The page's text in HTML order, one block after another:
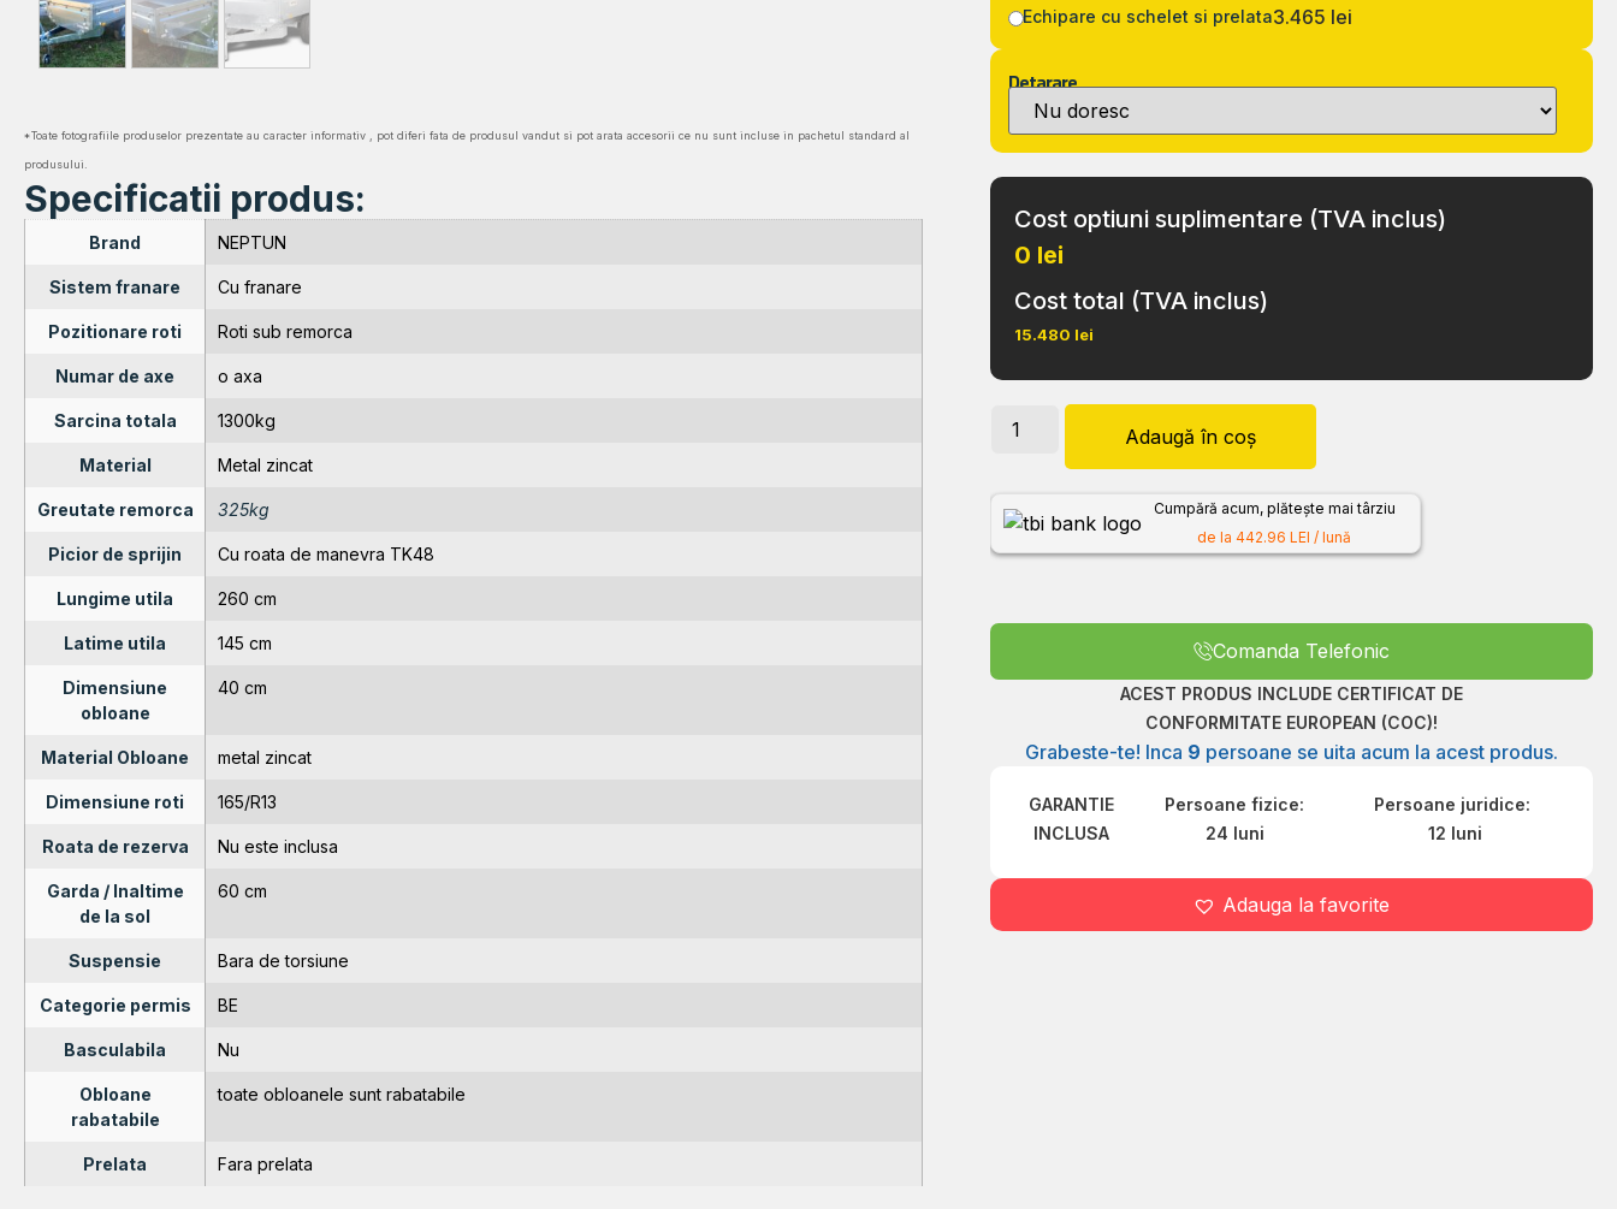
*Toate fotografiile produselor prezentate au caracter informativ , pot diferi fata de produsul vandut si pot arata accesorii ce nu sunt incluse in pachetul standard al
produsului.
Specificatii produs:
Brand NEPTUN
Sistem franare Cu franare
Pozitionare roti Roti sub remorca
Numar de axe o axa
Sarcina totala 1300kg
Material Metal zincat
Greutate remorca 325kg
Picior de sprijin Cu roata de manevra TK48
Lungime utila 260 cm
Latime utila 145 cm
Dimensiune
obloane
40 cm
Material Obloane metal zincat
Dimensiune roti 165/R13
Roata de rezerva Nu este inclusa
Garda / Inaltime
de la sol
60 cm
Suspensie Bara de torsiune
Categorie permis BE
Basculabila Nu
Obloane
rabatabile
toate obloanele sunt rabatabile
Prelata Fara prelata
Echipare cu schelet si prelata3.465 lei
Detarare
Cost optiuni suplimentare (TVA inclus)
0 lei
Cost total (TVA inclus)
15.480 lei
Adaugă în coș
Cumpără acum, plătește mai târziu
de la 442.96 LEI / lună
Comanda Telefonic
ACEST PRODUS INCLUDE CERTIFICAT DE
CONFORMITATE EUROPEAN (COC)!
Grabeste-te! Inca 9 persoane se uita acum la acest produs.
GARANTIE
INCLUSA
Persoane fizice:
24 luni
Persoane juridice:
12 luni
Adauga la favorite